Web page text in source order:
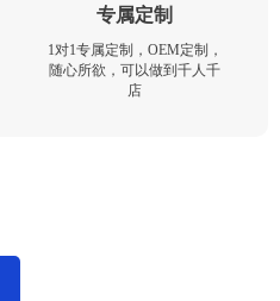
专属定制
1对1专属定制，OEM定制，
随心所欲，可以做到千人千
店